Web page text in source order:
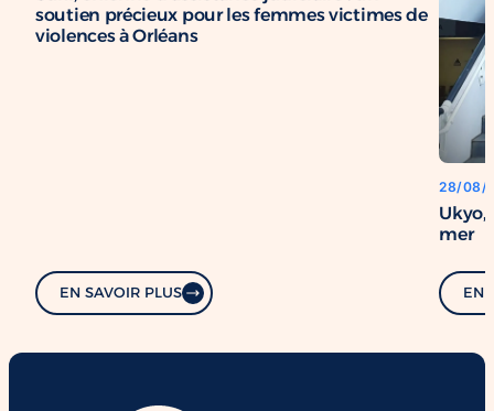
soutien précieux pour les femmes victimes de
violences à Orléans
EN SAVOIR PLUS
28/08/
Ukyo,
mer
EN